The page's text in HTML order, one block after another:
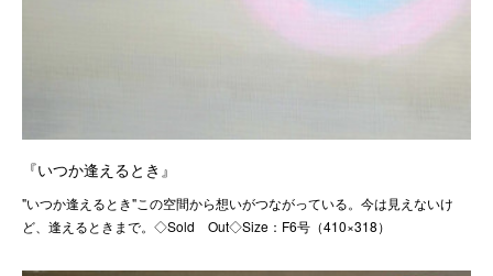
『いつか逢えるとき』
"いつか逢えるとき"この空間から想いがつながっている。今は見えないけ
ど、逢えるときまで。◇Sold Out◇Size：F6号（410×318）